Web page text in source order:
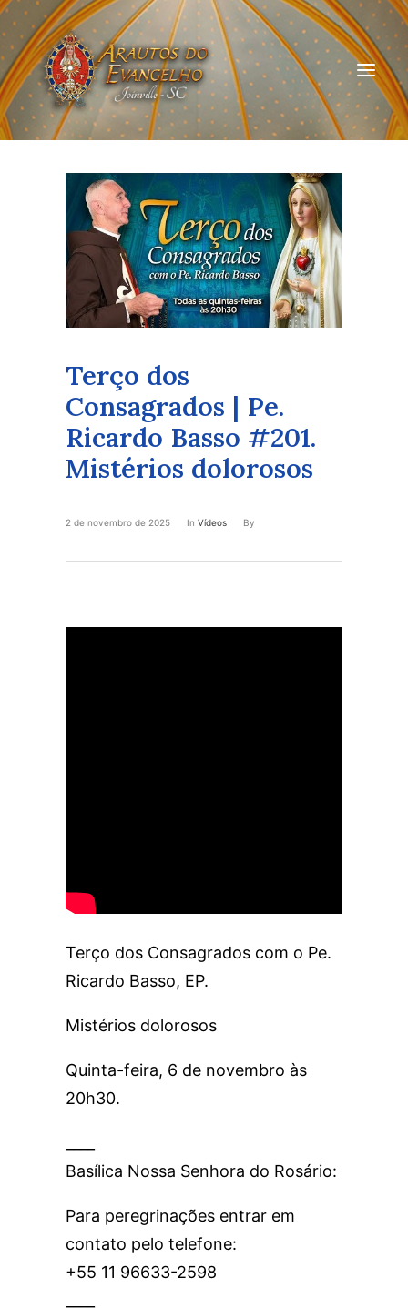
QUEM SOMOS
ARAUTOS JOINVILLE
CURSOS ON-LINE
Terço dos
Consagrados | Pe.
Ricardo Basso #201.
Mistérios dolorosos
2 de novembro de 2025 In Vídeos By
Terço dos Consagrados com o Pe.
Ricardo Basso, EP.
Mistérios dolorosos
Quinta-feira, 6 de novembro às
20h30.
Basílica Nossa Senhora do Rosário:
Para peregrinações entrar em
contato pelo telefone:
+55 11 96633-2598